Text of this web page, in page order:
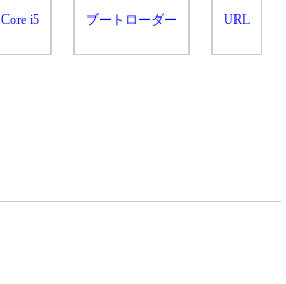
Core i5 ブートローダー URL